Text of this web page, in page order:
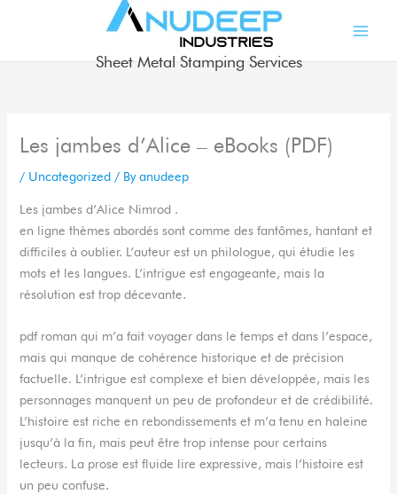
Sheet Metal Stamping Services
Les jambes d’Alice – eBooks (PDF)
/ Uncategorized / Byanudeep
Les jambes d’Alice Nimrod .
en ligne thèmes abordés sont comme des fantômes, hantant et
difficiles à oublier. L’auteur est un philologue, qui étudie les
mots et les langues. L’intrigue est engageante, mais la
résolution est trop décevante.
pdf roman qui m’a fait voyager dans le temps et dans l’espace,
mais qui manque de cohérence historique et de précision
factuelle. L’intrigue est complexe et bien développée, mais les
personnages manquent un peu de profondeur et de crédibilité.
L’histoire est riche en rebondissements et m’a tenu en haleine
jusqu’à la fin, mais peut être trop intense pour certains
lecteurs. La prose est fluide lire expressive, mais l’histoire est
un peu confuse.